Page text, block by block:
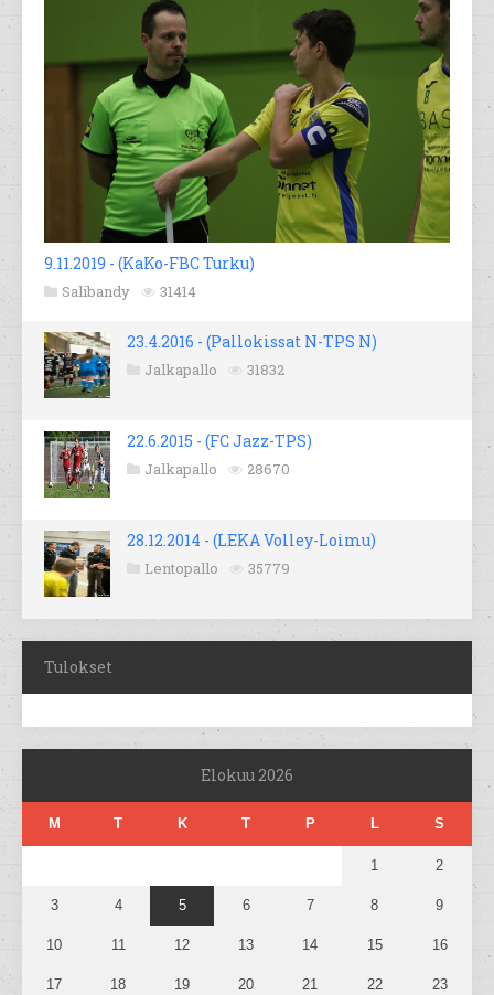
9.11.2019 - (KaKo-FBC Turku)
Salibandy 31414
23.4.2016 - (Pallokissat N-TPS N)
Jalkapallo 31832
22.6.2015 - (FC Jazz-TPS)
Jalkapallo 28670
28.12.2014 - (LEKA Volley-Loimu)
Lentopallo 35779
Tulokset
Elokuu 2026
M T K T P L S
1 2
3 4 5 6 7 8 9
10 11 12 13 14 15 16
17 18 19 20 21 22 23